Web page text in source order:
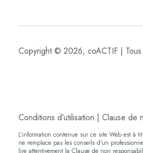
Copyright © 2026, coACTIF |
Conditions d’utilisation | Clause de
L’information contenue sur ce site Web est à
ne remplace pas les conseils d’un
lire attentivement la Clause de non